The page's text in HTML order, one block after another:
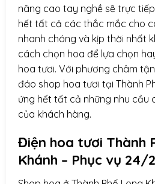
nâng cao tay nghề sẽ trực
hết tất cả các thắc mắc cho
nhanh chóng và kịp thời nhất
cách chọn hoa để lựa chọn
hoa tươi. Với phương châm
đáo shop hoa tươi tại Thành
ứng hết tất cả những nhu cầu
của khách hàng.
Điện hoa tươi Thành
Khánh – Phục vụ 24/